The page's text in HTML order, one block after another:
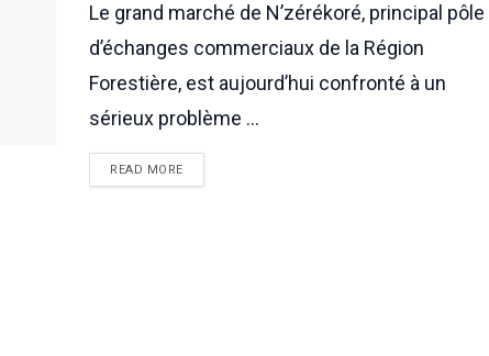
Le grand marché de N’zérékoré, principal pôle
d’échanges commerciaux de la Région
Forestière, est aujourd’hui confronté à un
sérieux problème ...
READ MORE